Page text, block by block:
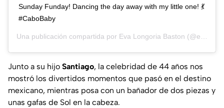
Sunday Funday! Dancing the day away with my little one! 💃
#CaboBaby
Una publicación compartida por Eva Longoria Baston (@evalongoria) el
Junto a su hijo Santiago, la celebridad de 44 años nos
mostró los divertidos momentos que pasó en el destino
mexicano, mientras posa con un bañador de dos piezas y
unas gafas de Sol en la cabeza.